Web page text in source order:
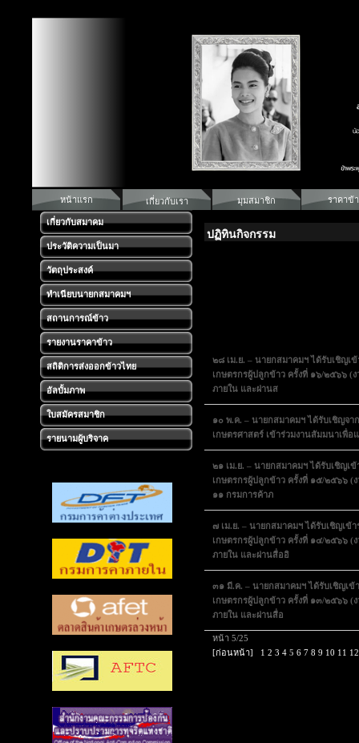
หน้าแรก เกี่ยวกับเรา มุมสมาชิก ราคาข้
เกี่ยวกับสมาคม
ประวัติความเป็นมา
วัตถุประสงค์
ทำเนียบนายกสมาคมฯ
สถานการณ์ข้าว
รายงานราคาข้าว
สถิติการส่งออกข้าวไทย
อัลบั้มภาพ
ใบสมัครสมาชิก
รายนามผู้บริจาค
ปฏิทินกิจกรรม
๒๘ เม.ย. – นายกสมาคมฯ ได้รับเชิญ
เกษตรกรผู้ปลูกข้าว ครั้งที่ ๑๖/๒๕๖๖ (
ภายใน และผ่านส
๑๐ พ.ค. – นายกสมาคมฯ ได้รับเชิญจ
เกษตรศาสตร์ เข้าร่วมงานสัมมนาเพื่อ
๒๑ เม.ย. – นายกสมาคมฯ ได้รับเชิญ
เกษตรกรผู้ปลูกข้าว ครั้งที่ ๑๕/๒๕๖๖
๑๑ กรมการค้าภ
๗ เม.ย. – นายกสมาคมฯ ได้รับเชิญเ
เกษตรกรผู้ปลูกข้าว ครั้งที่ ๑๔/๒๕๖๖
ภายใน และผ่านสื่ออิ
๓๑ มี.ค. – นายกสมาคมฯ ได้รับเชิญเ
เกษตรกรผู้ปลูกข้าว ครั้งที่ ๑๓/๒๕๖๖
ภายใน และผ่านสื่อ
หน้า 5/25
[ก่อนหน้า]
1 2 3 4 5 6 7 8 9 10 11 12